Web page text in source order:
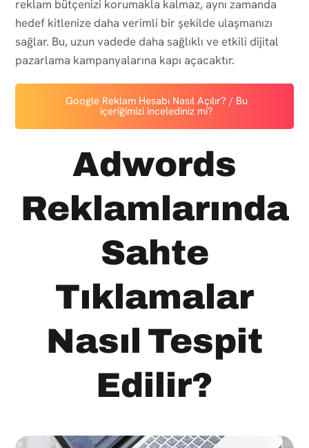
reklam bütçenizi korumakla kalmaz, aynı zamanda
hedef kitlenize daha verimli bir şekilde ulaşmanızı
sağlar. Bu, uzun vadede daha sağlıklı ve etkili dijital
pazarlama kampanyalarına kapı açacaktır.
Google Reklam Hesabı Nasıl Açılır? / Bu
içeriğimizi incelediniz mi?
Adwords
Reklamlarında
Sahte
Tıklamalar
Nasıl Tespit
Edilir?